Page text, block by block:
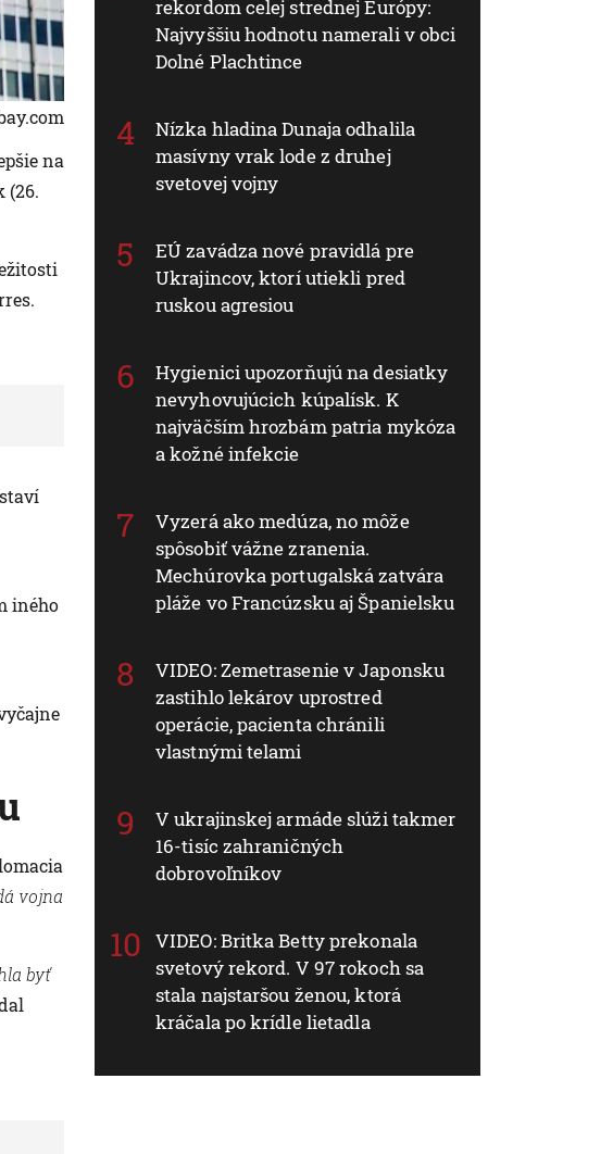
na
(26.
iného
vojna
byť
rekordom celej strednej Európy:
Najvyššiu hodnotu namerali v obci
Dolné Plachtince
Nízka hladina Dunaja odhalila
masívny vrak lode z druhej
svetovej vojny
EÚ zavádza nové pravidlá pre
Ukrajincov, ktorí utiekli pred
ruskou agresiou
Hygienici upozorňujú na desiatky
nevyhovujúcich kúpalísk. K
najväčším hrozbám patria mykóza
a kožné infekcie
Vyzerá ako medúza, no môže
spôsobiť vážne zranenia.
Mechúrovka portugalská zatvára
pláže vo Francúzsku aj Španielsku
VIDEO: Zemetrasenie v Japonsku
zastihlo lekárov uprostred
operácie, pacienta chránili
vlastnými telami
V ukrajinskej armáde slúži takmer
16-tisíc zahraničných
dobrovoľníkov
VIDEO: Britka Betty prekonala
svetový rekord. V 97 rokoch sa
stala najstaršou ženou, ktorá
kráčala po krídle lietadla